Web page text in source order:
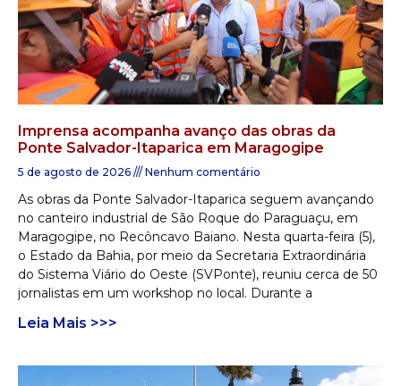
Imprensa acompanha avanço das obras da
Ponte Salvador-Itaparica em Maragogipe
5 de agosto de 2026 Nenhum comentário
As obras da Ponte Salvador-Itaparica seguem avançando
no canteiro industrial de São Roque do Paraguaçu, em
Maragogipe, no Recôncavo Baiano. Nesta quarta-feira (5),
o Estado da Bahia, por meio da Secretaria Extraordinária
do Sistema Viário do Oeste (SVPonte), reuniu cerca de 50
jornalistas em um workshop no local. Durante a
Leia Mais >>>